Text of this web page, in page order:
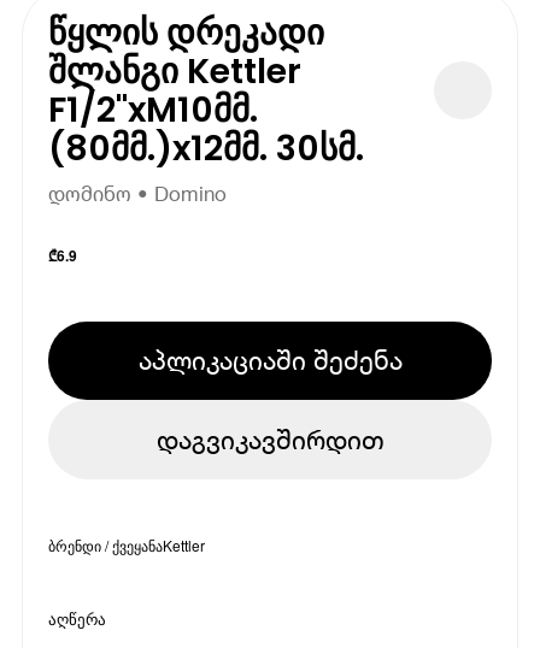
წყლის დრეკადი
შლანგი Kettler
F1/2"xM10მმ.
(80მმ.)x12მმ. 30სმ.
დომინო • Domino
₾6.9
აპლიკაციაში შეძენა
დაგვიკავშირდით
ბრენდი / ქვეყანაKettler
აღწერა